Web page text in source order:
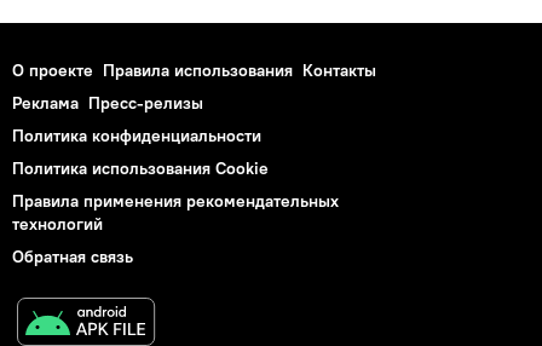
О проекте Правила использования Контакты
Реклама Пресс-релизы
Политика конфиденциальности
Политика использования Cookie
Правила применения рекомендательных
технологий
Обратная связь